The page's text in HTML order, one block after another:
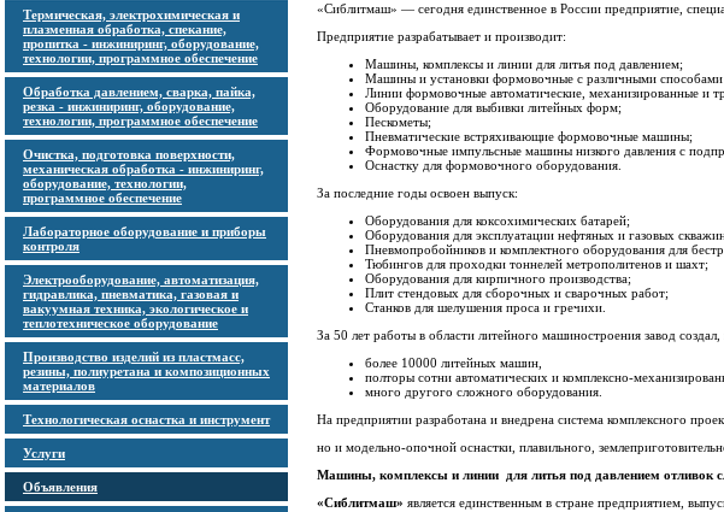
Термическая, электрохимическая и
плазменная обработка, спекание,
пропитка - инжиниринг, оборудование,
технологии, программное обеспечение
Обработка давлением, сварка, пайка,
резка - инжиниринг, оборудование,
технологии, программное обеспечение
Очистка, подготовка поверхности,
механическая обработка - инжиниринг,
оборудование, технологии,
программное обеспечение
Лабораторное оборудование и приборы
контроля
Электрооборудование, автоматизация,
гидравлика, пневматика, газовая и
вакуумная техника, экологическое и
теплотехническое оборудование
Производство изделий из пластмасс,
резины, полиуретана и композиционных
материалов
Технологическая оснастка и инструмент
Услуги
Объявления
«Сиблитмаш» — сегодня единственное в России предприятие,
Предприятие разрабатывает и производит:
Машины, комплексы и линии для литья под давлением;
Машины и установки формовочные с различными способами
Линии формовочные автоматические, механизированные и
Оборудование для выбивки литейных форм;
Пескометы;
Пневматические встряхивающие формовочные машины;
Формовочные импульсные машины низкого давления с
Оснастку для формовочного оборудования.
За последние годы освоен выпуск:
Оборудования для коксохимических батарей;
Оборудования для эксплуатации нефтяных и газовых
Пневмопробойников и комплектного оборудования для
Тюбингов для проходки тоннелей метрополитенов и шахт;
Оборудования для кирпичного производства;
Плит стендовых для сборочных и сварочных работ;
Станков для шелушения проса и гречихи.
За 50 лет работы в области литейного машиностроения завод создал,
более 10000 литейных машин,
полторы сотни автоматических и комплексно-
много другого сложного оборудования.
На предприятии разработана и внедрена система комплексного
но и модельно-опочной оснастки, плавильного,
Машины, комплексы и линии для литья под давлением отливок
«Сиблитмаш» является единственным в стране предприятием,